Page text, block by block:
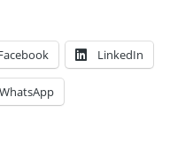
LinkedIn
WhatsApp